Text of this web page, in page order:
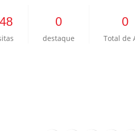
0
destaque
0
Total de